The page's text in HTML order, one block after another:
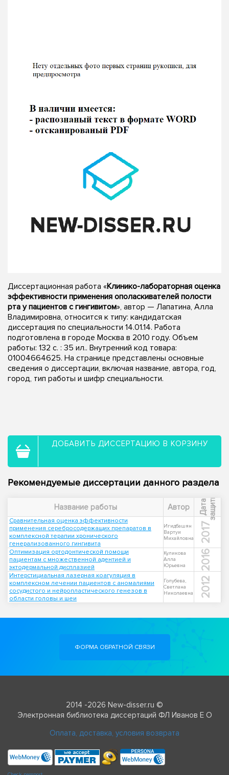
Диссертационная работа «Клинико-лабораторная оценка
эффективности применения ополаскивателей полости
рта у пациентов с гингивитом», автор — Лапатина, Алла
Владимировна, относится к типу: кандидатская
диссертация по специальности 14.01.14. Работа
подготовлена в городе Москва в 2010 году. Объем
работы: 132 с. : 35 ил.. Внутренний код товара:
01004664625. На странице представлены основные
сведения о диссертации, включая название, автора, год,
город, тип работы и шифр специальности.
ДОБАВИТЬ ДИССЕРТАЦИЮ В КОРЗИНУ
Рекомендуемые диссертации данного раздела
Название работы Автор Д
а
т
а
з
а
щ
и
т ы
Сравнительная оценка эффективности
применения серебросодержащих препаратов в
комплексной терапии хронического
генерализованного гингивита
Игидбашян
Вартуи
Михайловна
2017
Оптимизация ортодонтической помощи
пациентам с множественной адентией и
эктодермальной дисплазией
Куликова
Алла
Юрьевна
2016
Интерстициальная лазерная коагуляция в
комплексном лечении пациентов с аномалиями
сосудистого и нейропластического генезов в
области головы и шеи
Голубева,
Светлана
Николаевна
2012
ФОРМА ОБРАТНОЙ СВЯЗИ
2014 -2026 New-disser.ru ©
Электронная библиотека диссертаций ФЛ Иванов Е О
Оплата, доставка, условия возврата